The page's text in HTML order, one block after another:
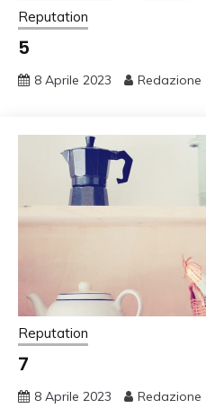
Reputation
5
8 Aprile 2023 Redazione
Reputation
7
8 Aprile 2023 Redazione